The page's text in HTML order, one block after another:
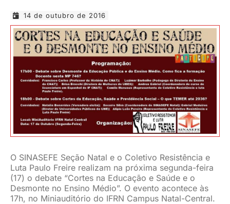
JURÍDICO
CLUBE
CONTATO
14 de outubro de 2016
O SINASEFE Seção Natal e o Coletivo Resistência e
Luta Paulo Freire realizam na próxima segunda-feira
(17) o debate “Cortes na Educação e Saúde e o
Desmonte no Ensino Médio”. O evento acontece às
17h, no Miniauditório do IFRN Campus Natal-Central.